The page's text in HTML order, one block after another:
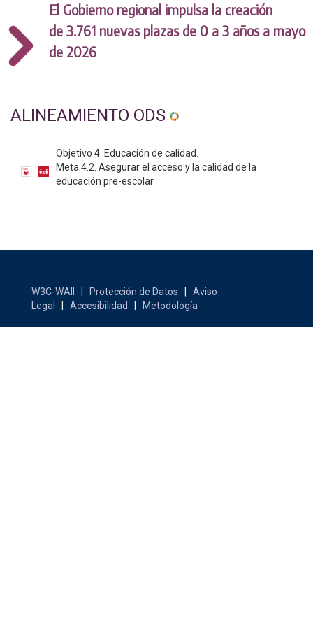
El Gobierno regional impulsa la creación
de 3.761 nuevas plazas de 0 a 3 años a mayo
de 2026
ALINEAMIENTO ODS
Objetivo 4. Educación de calidad.
Meta 4.2. Asegurar el acceso y la calidad de la
educación pre-escolar.
W3C-WAII Protección de Datos
Aviso
Legal
Accesibilidad Metodología